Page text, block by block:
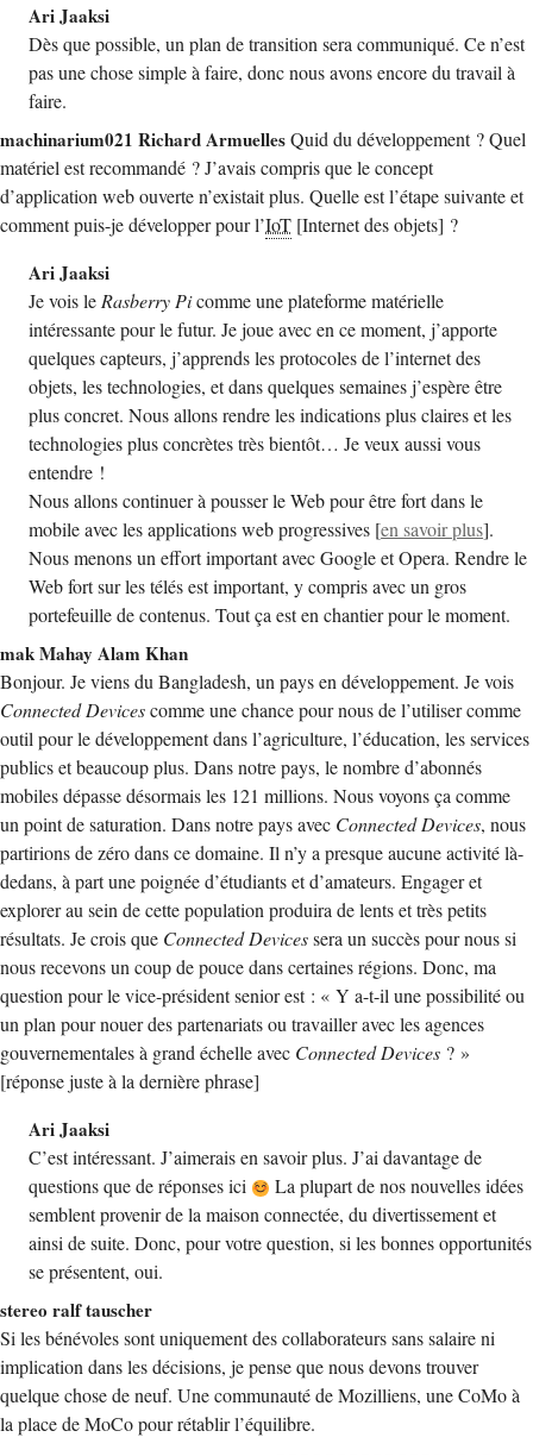
Ari Jaaksi
Dès que possible, un plan de transition sera communiqué. Ce n’est
pas une chose simple à faire, donc nous avons encore du travail à
faire.
machinarium021 Richard ArmuellesQuid du développement ? Quel
matériel est recommandé ? J’avais compris que le concept
d’application web ouverte n’existait plus. Quelle est l’étape suivante et
comment puis-je développer pour l’IoT [Internet des objets] ?
Ari Jaaksi
Je vois leRasberry Picomme une plateforme matérielle
intéressante pour le futur. Je joue avec en ce moment, j’apporte
quelques capteurs, j’apprends les protocoles de l’internet des
objets, les technologies, et dans quelques semaines j’espère être
plus concret. Nous allons rendre les indications plus claires et les
technologies plus concrètes très bientôt… Je veux aussi vous
entendre !
Nous allons continuer à pousser le Web pour être fort dans le
mobile avec les applications web progressives [en savoir plus].
Nous menons un effort important avec Google et Opera. Rendre le
Web fort sur les télés est important, y compris avec un gros
portefeuille de contenus. Tout ça est en chantier pour le moment.
mak Mahay Alam Khan
Bonjour. Je viens du Bangladesh, un pays en développement. Je vois
Connected Devicescomme une chance pour nous de l’utiliser comme
outil pour le développement dans l’agriculture, l’éducation, les services
publics et beaucoup plus. Dans notre pays, le nombre d’abonnés
mobiles dépasse désormais les 121 millions. Nous voyons ça comme
un point de saturation. Dans notre pays avec Connected Devices, nous
partirions de zéro dans ce domaine. Il n’y a presque aucune activité là-
dedans, à part une poignée d’étudiants et d’amateurs. Engager et
explorer au sein de cette population produira de lents et très petits
résultats. Je crois que Connected Devicessera un succès pour nous si
nous recevons un coup de pouce dans certaines régions. Donc, ma
question pour le vice-président senior est : « Y a-t-il une possibilité ou
un plan pour nouer des partenariats ou travailler avec les agences
gouvernementales à grand échelle avec Connected Devices ? »
[réponse juste à la dernière phrase]
Ari Jaaksi
C’est intéressant. J’aimerais en savoir plus. J’ai davantage de
questions que de réponses ici
La plupart de nos nouvelles idées
semblent provenir de la maison connectée, du divertissement et
ainsi de suite. Donc, pour votre question, si les bonnes opportunités
se présentent, oui.
stereo ralf tauscher
Si les bénévoles sont uniquement des collaborateurs sans salaire ni
implication dans les décisions, je pense que nous devons trouver
quelque chose de neuf. Une communauté de Mozilliens, une CoMo à
la place de MoCo pour rétablir l’équilibre.